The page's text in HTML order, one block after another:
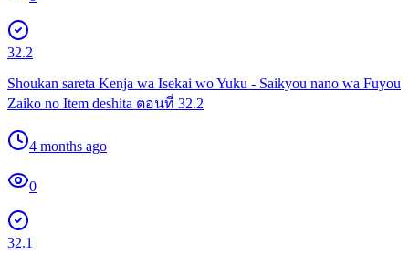
32.2
Shoukan sareta Kenja wa Isekai wo Yuku - Saikyou nano wa Fuyou
Zaiko no Item deshita ตอนที่ 32.2
4 months ago
0
32.1